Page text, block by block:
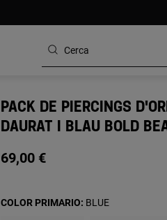
PACK DE PIERCINGS
DAURAT I BLAU BOLD
69,00 €
COLOR PRIMARIO: BLUE